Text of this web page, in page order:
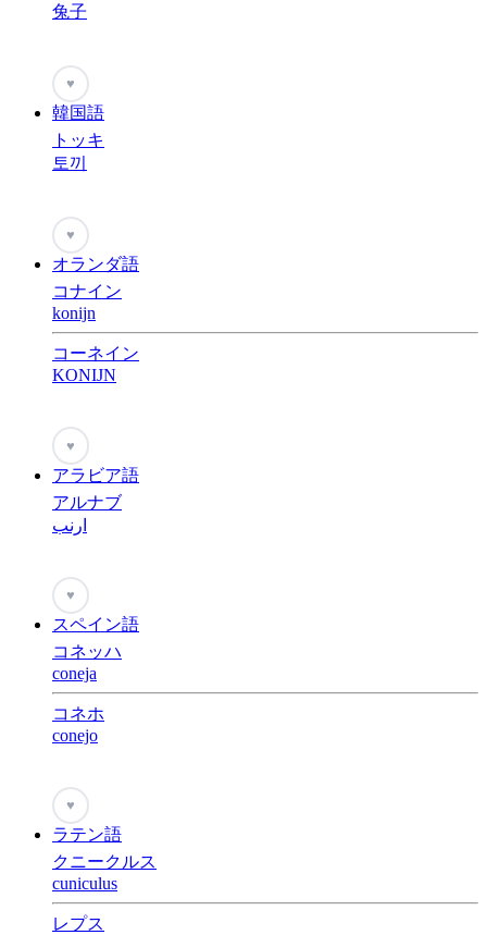
兔子
♥
韓国語
トッキ
토끼
♥
オランダ語
コナイン
konijn
コーネイン
KONIJN
♥
アラビア語
アルナブ
ارنب
♥
スペイン語
コネッハ
coneja
コネホ
conejo
♥
ラテン語
クニークルス
cuniculus
レプス